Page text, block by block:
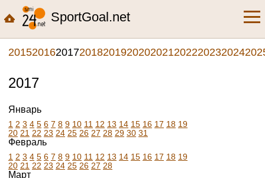
SportGoal.net
2015201620172018201920202021202220232024
2017
Январь
1 2 3 4 5 6 7 8 9 10 11 12 13 14 15 16 17 18 19
20 21 22 23 24 25 26 27 28 29 30 31
Февраль
1 2 3 4 5 6 7 8 9 10 11 12 13 14 15 16 17 18 19
20 21 22 23 24 25 26 27 28
Март